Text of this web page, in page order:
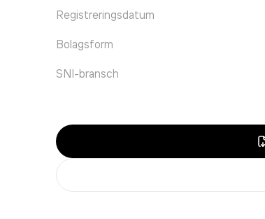
Registreringsdatum
Bolagsform
SNI-bransch